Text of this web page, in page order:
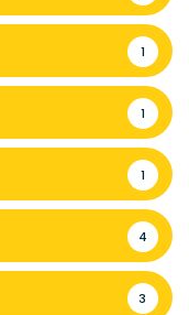
1
1
1
4
3